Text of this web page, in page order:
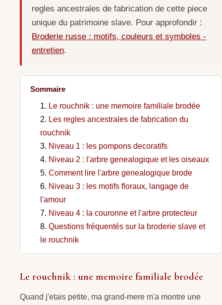
regles ancestrales de fabrication de cette piece
unique du patrimoine slave. Pour approfondir :
Broderie russe : motifs, couleurs et symboles -
entretien.
Sommaire
Le rouchnik : une memoire familiale brodée
Les regles ancestrales de fabrication du
rouchnik
Niveau 1 : les pompons decoratifs
Niveau 2 : l'arbre genealogique et les oiseaux
Comment lire l'arbre genealogique brode
Niveau 3 : les motifs floraux, langage de
l'amour
Niveau 4 : la couronne et l'arbre protecteur
Questions fréquentés sur la broderie slave et
le rouchnik
Le rouchnik : une memoire familiale brodée
Quand j'etais petite, ma grand-mere m'a montre une